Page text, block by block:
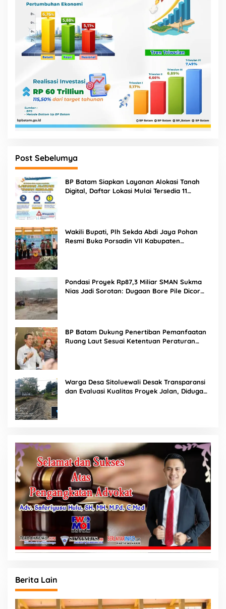
Post Sebelumya
BP Batam Siapkan Layanan Alokasi Tanah
Digital, Daftar Lokasi Mulai Tersedia 11
Wakili Bupati, Plh Sekda Abdi Jaya Pohan
Resmi Buka Porsadin VII Kabupaten
Pondasi Proyek Rp87,3 Miliar SMAN Sukma
Nias Jadi Sorotan: Dugaan Bore Pile Dicor
BP Batam Dukung Penertiban Pemanfaatan
Ruang Laut Sesuai Ketentuan Peraturan
Warga Desa Sitoluewali Desak Transparansi
dan Evaluasi Kualitas Proyek Jalan, Diduga
Berita Lain